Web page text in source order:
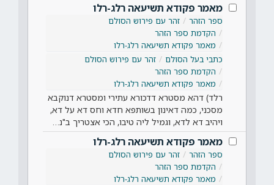
מאמר פקודא תשיעאה רלג-רלו
ספר הזהר
זהר עם פירוש הסולם
הקדמת ספר הזהר
מאמר פקודא תשיעאה רלג-רלו
כתבי בעל הסולם
זהר עם פירוש הסולם
הקדמת ספר הזהר
מאמר פקודא תשיעאה רלג-רלו
רלד) דהא מסטרא דדכורא עתירי ומסטרא דנוקבא
מסכני, כמה דאינון בשותפא חדא וחס דא על דא,
ויהיב דא לדא, וגמיל ליה טיבו, הכי אצטריך ב"נ…
מאמר פקודא תשיעאה רלג-רלו
ספר הזהר
זהר עם פירוש הסולם
הקדמת ספר הזהר
מאמר פקודא תשיעאה רלג-רלו